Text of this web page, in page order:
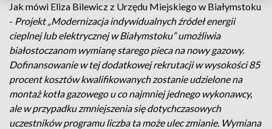
Jak mówi Eliza Bilewicz z Urzędu Miejskiego w Białymstoku
- Projekt „Modernizacja indywidualnych źródeł energii
cieplnej lub elektrycznej w Białymstoku” umożliwia
białostoczanom wymianę starego pieca na nowy gazowy.
Dofinansowanie w tej dodatkowej rekrutacji w wysokości 85
procent kosztów kwalifikowanych zostanie udzielone na
montaż kotła gazowego u co najmniej jednego wykonawcy,
ale w przypadku zmniejszenia się dotychczasowych
uczestników programu liczba ta może ulec zmianie. Wymiana